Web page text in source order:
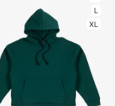
L
XL